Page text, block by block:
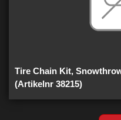
Tire Chain Kit,
(Artikelnr 38215)